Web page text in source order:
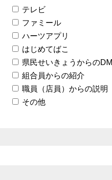
テレビ
ファミール
ハーツアプリ
はじめてばこ
県民せいきょうからのDM
組合員からの紹介
職員（店員）からの説明
その他